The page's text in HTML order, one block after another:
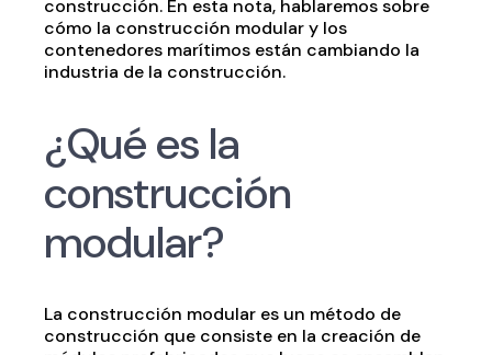
construcción. En esta nota, hablaremos sobre
cómo la construcción modular y los
contenedores marítimos están cambiando la
industria de la construcción.
¿Qué es la
construcción
modular?
La construcción modular es un método de
construcción que consiste en la creación de